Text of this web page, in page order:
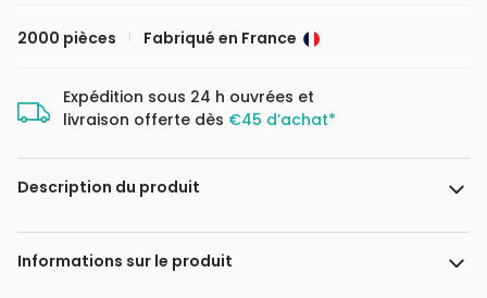
2000 pièces Fabriqué en France
Expédition sous 24 h ouvrées et
livraison offerte dès €45 d’achat*
Description du produit
Dans les Dents
Informations sur le produit